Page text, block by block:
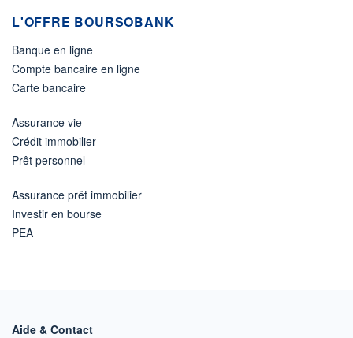
L'OFFRE BOURSOBANK
Banque en ligne
Compte bancaire en ligne
Carte bancaire
Assurance vie
Crédit immobilier
Prêt personnel
Assurance prêt immobilier
Investir en bourse
PEA
Aide & Contact